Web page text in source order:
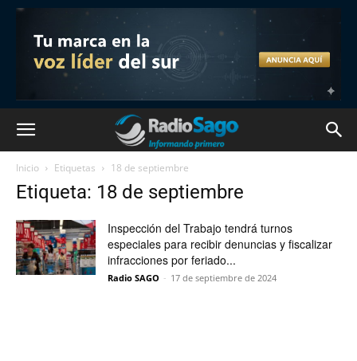
Inicio Etiquetas 18 de septiembre
Etiqueta: 18 de septiembre
Inspección del Trabajo tendrá turnos
especiales para recibir denuncias y fiscalizar
infracciones por feriado...
Radio SAGO - 17 de septiembre de 2024